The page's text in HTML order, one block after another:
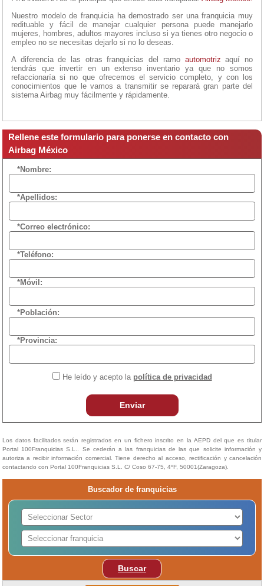
Nuestro modelo de franquicia ha demostrado ser una franquicia muy
redituable y fácil de manejar cualquier persona puede manejarlo
mujeres, hombres, adultos mayores incluso si ya tienes otro negocio o
empleo no se necesitas dejarlo si no lo deseas.
A diferencia de las otras franquicias del ramo automotriz aquí no
tendrás que invertir en un extenso inventario ya que no somos
refaccionaría si no que ofrecemos el servicio completo, y con los
conocimientos que le vamos a transmitir se reparará gran parte del
sistema Airbag muy fácilmente y rápidamente.
Rellene este formulario para ponerse en contacto con
Airbag México
*Nombre:
*Apellidos:
*Correo electrónico:
*Teléfono:
*Móvil:
*Población:
*Provincia:
He leído y acepto la política de privacidad
Enviar
Los datos facilitados serán registrados en un fichero inscrito en la AEPD del que es titular
Portal 100Franquicias S.L.. Se cederán a las franquicias de las que solicite información y
autoriza a recibir información comercial. Tiene derecho al acceso, rectificación y cancelación
contactando con Portal 100Franquicias S.L. C/ Coso 67-75, 4ºF, 50001(Zaragoza).
Buscador de franquicias
Buscar